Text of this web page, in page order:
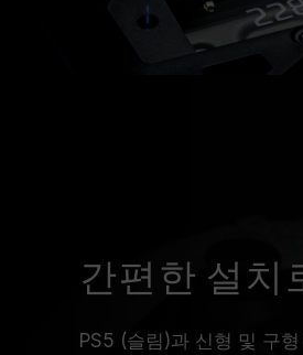
간편한 설치
PS5 (슬림)과 신형 및 구